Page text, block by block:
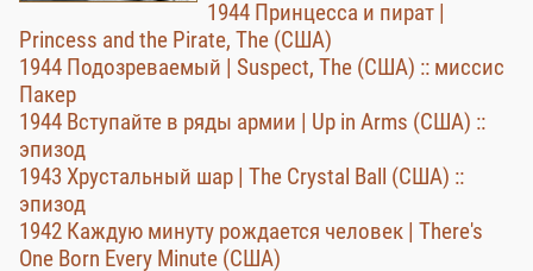
1944 Принцесса и пират |
Princess and the Pirate, The (США)
1944 Подозреваемый | Suspect, The (США) :: миссис
Пакер
1944 Вступайте в ряды армии | Up in Arms (США) ::
эпизод
1943 Хрустальный шар | The Crystal Ball (США) ::
эпизод
1942 Каждую минуту рождается человек | There's
One Born Every Minute (США)